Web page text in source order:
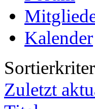
Kalender
Zuletzt